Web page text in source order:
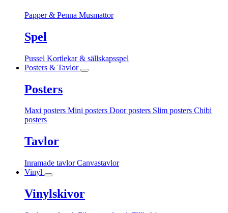
Papper & Penna Musmattor
Spel
Pussel Kortlekar & sällskapsspel
Posters & Tavlor
Posters
Maxi posters Mini posters Door posters Slim posters Chibi
posters
Tavlor
Inramade tavlorCanvastavlor
Vinyl
Vinylskivor